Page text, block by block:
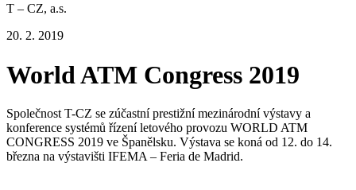
T – CZ, a.s.
20. 2. 2019
World ATM Congress 2019
Společnost T-CZ se zúčastní prestižní mezinárodní výstavy a
konference systémů řízení letového provozu WORLD ATM
CONGRESS 2019 ve Španělsku. Výstava se koná od 12. do 14.
března na výstavišti IFEMA – Feria de Madrid.